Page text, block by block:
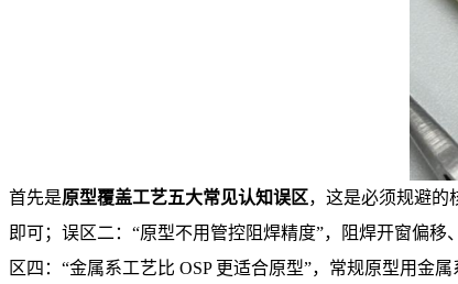
首先是原型覆盖工艺五大常见认知误区，这是必须规避的
即可；误区二：“原型不用管控阻焊精度”，阻焊开窗偏
区四：“金属系工艺比 OSP 更适合原型”，常规原型用金